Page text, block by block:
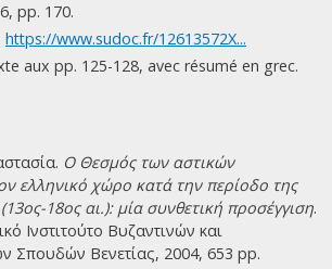
pp. 170.
https://www.sudoc.fr/12613572X...
aux pp. 125-128, avec résumé en grec.
Ο Θεσμός των αστικών
ελληνικό χώρο κατά την περίοδο της
18ος αι.): μία συνθετική προσέγγιση.
Ινστιτούτο Βυζαντινών και
Σπουδών Βενετίας, 2004, 653 pp.